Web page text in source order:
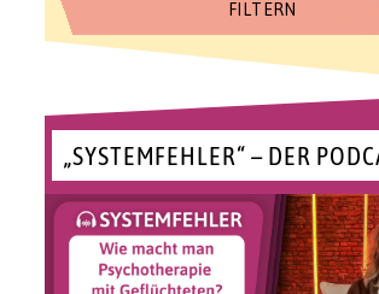
„SYSTEMFEHLER“ – DER